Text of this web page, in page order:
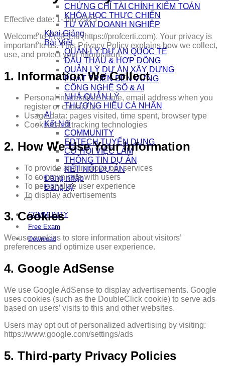
CHỨNG CHỈ TÀI CHÍNH KIỂM TOÁN
KHÓA HỌC THỰC CHIẾN
TƯ VẤN DOANH NGHIỆP
Khai Giảng
Bài Viết
QUẢN LÝ DỰ ÁN QUỐC TẾ
ĐẤU THẦU & HỢP ĐỒNG
QUẢN LÝ DỰ ÁN XÂY DỰNG
PHÁT TRIỂN BỀN VỮNG
CÔNG NGHỆ SỐ & AI
NHÀ QUẢN LÝ
THƯƠNG HIỆU CÁ NHÂN
AI
Kết Nối
COMMUNITY
EDTECH TUYỂN DỤNG
CƠ HỘI VIỆC LÀM
THÔNG TIN DỰ ÁN
KẾT NỐI DỰ ÁN
Đăng nhập
Đăng ký
COMMUNITY
Free Exam
Download
Effective date: 1-Jan-2025
Welcome to ProfCerti (https://profcerti.com). Your privacy is
important to us. This Privacy Policy explains how we collect,
use, and protect your information.
1. Information We Collect
Personal information: name, email address when you
register or contact us
Usage data: pages visited, time spent, browser type
Cookies and tracking technologies
2. How We Use Your Information
To provide and improve our services
To communicate with users
To personalize user experience
To display advertisements
3. Cookies
We use cookies to store information about visitors’
preferences and optimize user experience.
4. Google AdSense
We use Google AdSense to display advertisements. Google
uses cookies (such as the DoubleClick cookie) to serve ads
based on users’ visits to this and other websites.
Users may opt out of personalized advertising by visiting:
https://www.google.com/settings/ads
5. Third-party Privacy Policies